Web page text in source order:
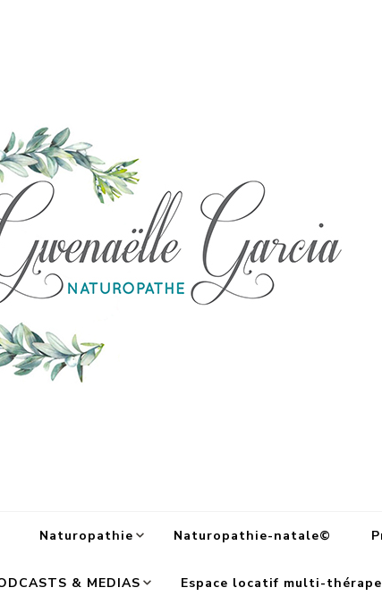
Naturopathie Naturopathie-natale©
& MEDIAS Espace locatif multi-